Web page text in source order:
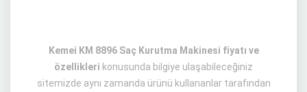
Kemei KM 8896 Saç Kurutma Makinesi fiyatı ve
özellikleri konusunda bilgiye ulaşabileceğiniz
sitemizde aynı zamanda ürünü kullananlar tarafından